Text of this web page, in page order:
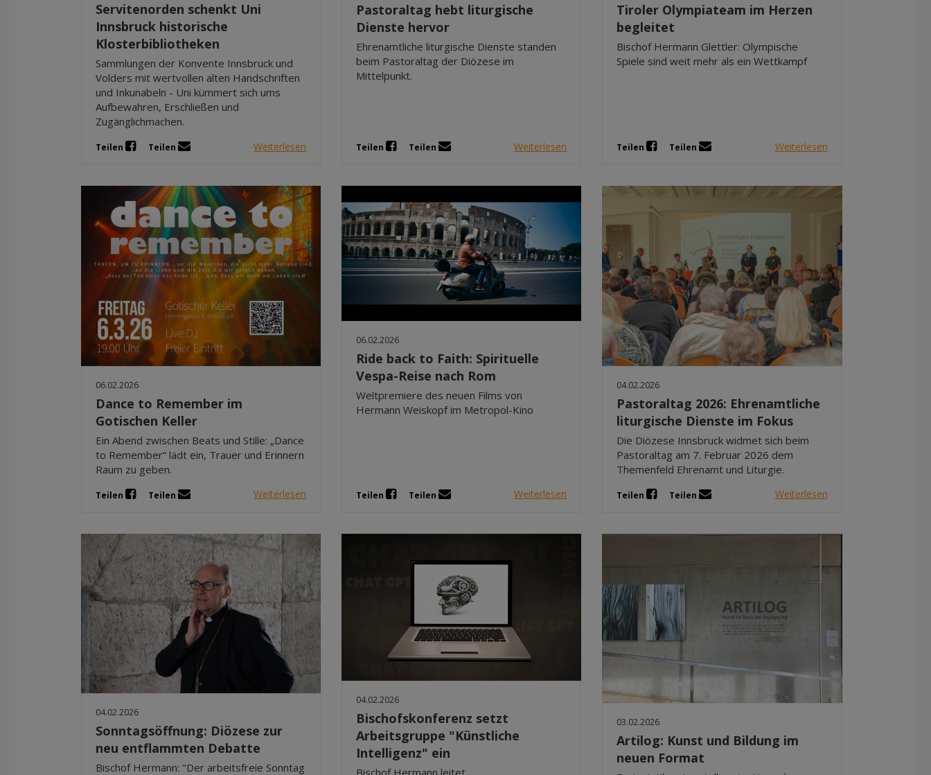
Servitenorden schenkt Uni
Innsbruck historische
Klosterbibliotheken
Sammlungen der Konvente Innsbruck und
Volders mit wertvollen alten Handschriften
und Inkunabeln - Uni kümmert sich ums
Aufbewahren, Erschließen und
Zugänglichmachen.
Teilen Teilen Weiterlesen
Pastoraltag hebt liturgische
Dienste hervor
Ehrenamtliche liturgische Dienste standen
beim Pastoraltag der Diözese im
Mittelpunkt.
Teilen Teilen Weiterlesen
Tiroler Olympiateam im Herzen
begleitet
Bischof Hermann Glettler: Olympische
Spiele sind weit mehr als ein Wettkampf
Teilen Teilen Weiterlesen
06.02.2026
Dance to Remember im
Gotischen Keller
Ein Abend zwischen Beats und Stille: „Dance
to Remember“ lädt ein, Trauer und Erinnern
Raum zu geben.
Teilen Teilen Weiterlesen
06.02.2026
Ride back to Faith: Spirituelle
Vespa-Reise nach Rom
Weltpremiere des neuen Films von
Hermann Weiskopf im Metropol-Kino
Teilen Teilen Weiterlesen
04.02.2026
Pastoraltag 2026: Ehrenamtliche
liturgische Dienste im Fokus
Die Diözese Innsbruck widmet sich beim
Pastoraltag am 7. Februar 2026 dem
Themenfeld Ehrenamt und Liturgie.
Teilen Teilen Weiterlesen
04.02.2026
Sonntagsöffnung: Diözese zur
neu entflammten Debatte
Bischof Hermann: "Der arbeitsfreie Sonntag
04.02.2026
Bischofskonferenz setzt
Arbeitsgruppe "Künstliche
Intelligenz" ein
Bischof Hermann leitet
03.02.2026
Artilog: Kunst und Bildung im
neuen Format